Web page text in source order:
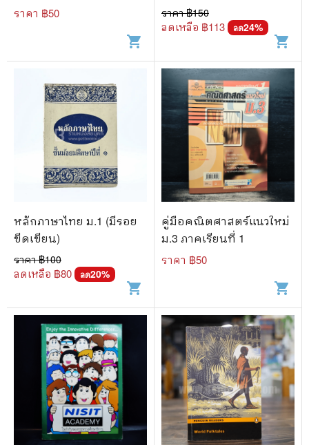
ชั้นมัธยมศึกษาปีที่ 4
ราคา ฿50
shopping_cart
มัธยมศึกษาตอนปลาย
ราคา ฿150
ลดเหลือ ฿113 ลด24%
shopping_cart
หลักภาษาไทย ม.1 (มีรอย
ขีดเขียน)
ราคา ฿100
ลดเหลือ ฿80 ลด20%
shopping_cart
คู่มือคณิตศาสตร์แนวใหม่
ม.3 ภาคเรียนที่ 1
ราคา ฿50
shopping_cart